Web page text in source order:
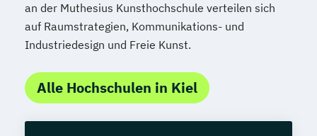
an der Muthesius Kunsthochschule verteilen sich
auf Raumstrategien, Kommunikations- und
Industriedesign und Freie Kunst.
Alle Hochschulen in Kiel